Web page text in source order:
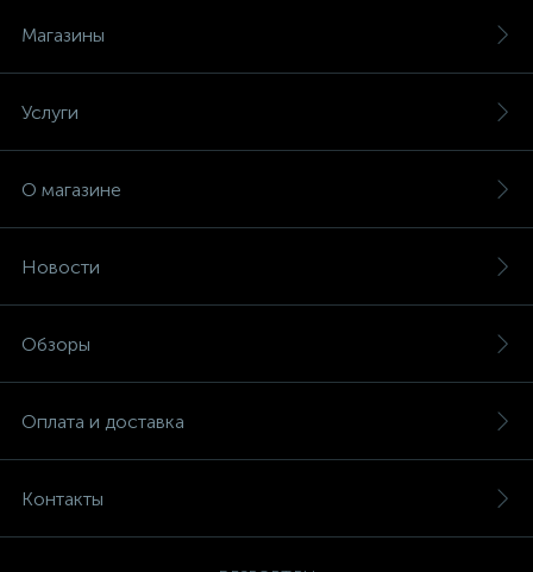
Магазины
Услуги
О магазине
Новости
Обзоры
Оплата и доставка
Контакты